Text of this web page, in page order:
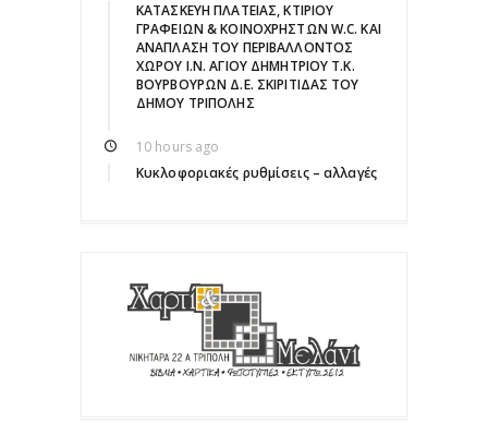
ΚΑΤΑΣΚΕΥΗ ΠΛΑΤΕΙΑΣ, ΚΤΙΡΙΟΥ
ΓΡΑΦΕΙΩΝ & ΚΟΙΝΟΧΡΗΣΤΩΝ W.C. ΚΑΙ
ΑΝΑΠΛΑΣΗ ΤΟΥ ΠΕΡΙΒΑΛΛΟΝΤΟΣ
ΧΩΡΟΥ Ι.Ν. ΑΓΙΟΥ ΔΗΜΗΤΡΙΟΥ Τ.Κ.
ΒΟΥΡΒΟΥΡΩΝ Δ.Ε. ΣΚΙΡΙΤΙΔΑΣ ΤΟΥ
ΔΗΜΟΥ ΤΡΙΠΟΛΗΣ
10 hours ago
Κυκλοφοριακές ρυθμίσεις – αλλαγές